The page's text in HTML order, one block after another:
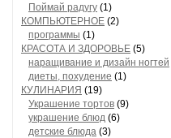
Поймай радугу (1)
КОМПЬЮТЕРНОЕ (2)
программы (1)
КРАСОТА И ЗДОРОВЬЕ (5)
наращивание и дизайн ногтей
диеты, похудение (1)
КУЛИНАРИЯ (19)
Украшение тортов (9)
украшение блюд (6)
детские блюда (3)